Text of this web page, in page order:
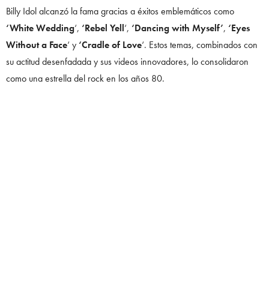
Billy Idol alcanzó la fama gracias a éxitos emblemáticos como
‘White Wedding‘, ‘Rebel Yell‘, ‘Dancing with Myself’, ‘Eyes
Without a Face‘ y ‘Cradle of Love‘. Estos temas, combinados con
su actitud desenfadada y sus videos innovadores, lo consolidaron
como una estrella del rock en los años 80.